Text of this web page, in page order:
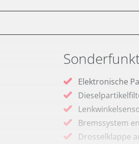
Elektronische
Bremssystem
Drosselklappe